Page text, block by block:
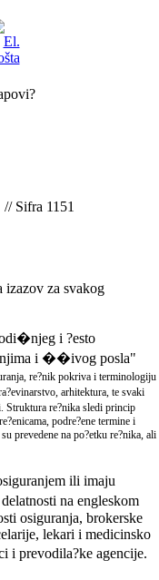
1151
izazov za svakog
i ?esto
i ��ivog posla"
re?nik pokriva i terminologiju
arhitektura, te svaki
re?nika sledi princip
podre?ene termine i
prevedene na po?etku re?nika, ali
ili imaju
na engleskom
osiguranja, brokerske
lekari i medicinsko
i prevodila?ke agencije.